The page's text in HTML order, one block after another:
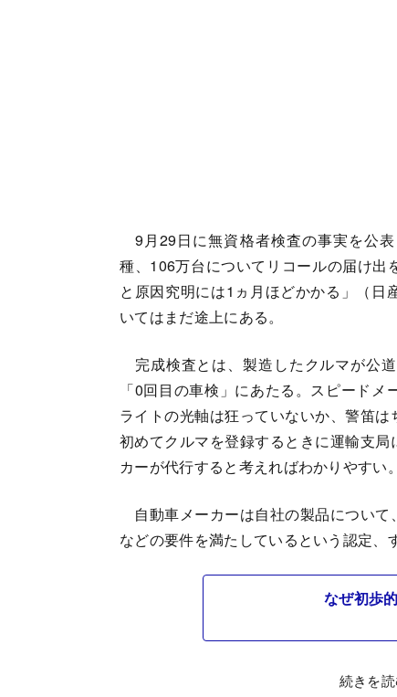
9月29日に無資格者検査の事実を公
種、106万台についてリコールの届け
と原因究明には1ヵ月ほどかかる」（
いてはまだ途上にある。
完成検査とは、製造したクルマが公
「0回目の車検」にあたる。スピードメ
ライトの光軸は狂っていないか、警笛は
初めてクルマを登録するときに運輸支
カーが代行すると考えればわかりやすい。
自動車メーカーは自社の製品につい
などの要件を満たしているという認定、
なぜ初歩
続きを